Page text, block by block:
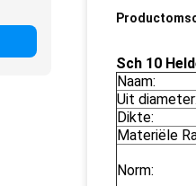
Sch 10
Naam:
Uit diameter:
Dikte:
Materiële
Norm: